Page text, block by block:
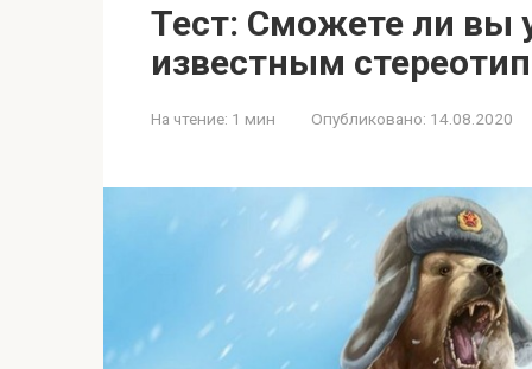
Тест: Сможете ли вы
известным
На чтение: 1 мин Опубликовано: 14.08.2020